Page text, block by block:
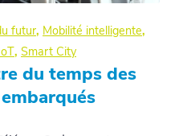
futur, Mobilité intelligente,
, Smart City
du temps des